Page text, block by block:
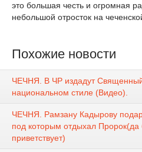
это большая честь и огромная
небольшой отросток на
Похожие новости
ЧЕЧНЯ. В ЧР издадут
национальном стиле (Видео).
ЧЕЧНЯ. Рамзану Кадырову
под которым отдыхал Пророк(да
приветствует)